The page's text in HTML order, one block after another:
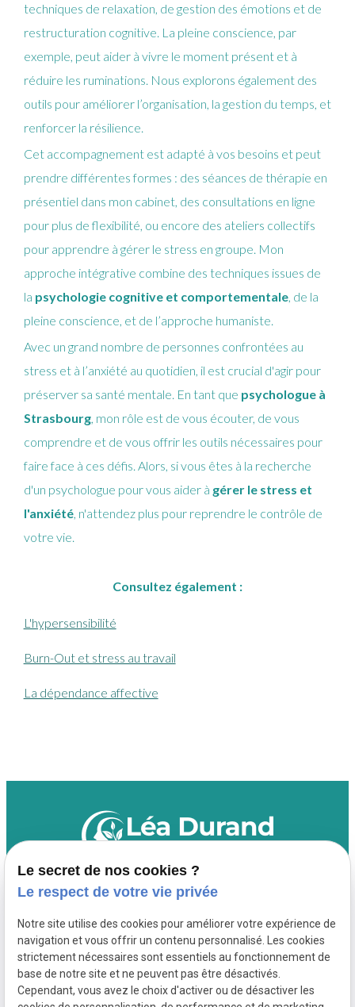
techniques de relaxation, de gestion des émotions et de
restructuration cognitive. La pleine conscience, par
exemple, peut aider à vivre le moment présent et à
réduire les ruminations. Nous explorons également des
outils pour améliorer l’organisation, la gestion du temps, et
renforcer la résilience.
Cet accompagnement est adapté à vos besoins et peut
prendre différentes formes : des séances de thérapie en
présentiel dans mon cabinet, des consultations en ligne
pour plus de flexibilité, ou encore des ateliers collectifs
pour apprendre à gérer le stress en groupe. Mon
approche intégrative combine des techniques issues de
la psychologie cognitive et comportementale, de la
pleine conscience, et de l’approche humaniste.
Avec un grand nombre de personnes confrontées au
stress et à l’anxiété au quotidien, il est crucial d'agir pour
préserver sa santé mentale. En tant que psychologue à
Strasbourg, mon rôle est de vous écouter, de vous
comprendre et de vous offrir les outils nécessaires pour
faire face à ces défis. Alors, si vous êtes à la recherche
d'un psychologue pour vous aider à gérer le stress et
l'anxiété, n'attendez plus pour reprendre le contrôle de
votre vie.
Consultez également :
L'hypersensibilité
Burn-Out et stress au travail
La dépendance affective
03 66 88 35 49
10 Rue du Faubourg-de-
Pierre,
Le secret de nos cookies ?
Le respect de votre vie privée
Notre site utilise des cookies pour améliorer votre expérience de
navigation et vous offrir un contenu personnalisé. Les cookies
strictement nécessaires sont essentiels au fonctionnement de
base de notre site et ne peuvent pas être désactivés.
Cependant, vous avez le choix d'activer ou de désactiver les